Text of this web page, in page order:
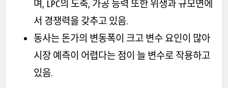
며, LPC의 도축, 가공 능력 또한 위생과 규모면에
서 경쟁력을 갖추고 있음.
동사는 돈가의 변동폭이 크고 변수 요인이 많아
시장 예측이 어렵다는 점이 늘 변수로 작용하고
있음.